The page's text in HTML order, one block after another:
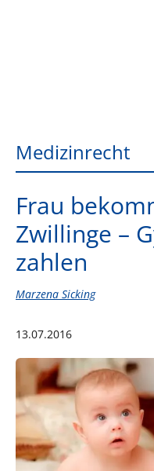
Medizinrecht
Frau
Zwillinge –
zahlen
Marzena Sicking
13.07.2016